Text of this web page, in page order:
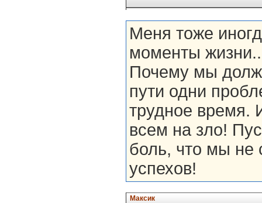
Меня тоже
моменты
Почему мы
пути одни
трудное время.
всем на зло!
боль, что мы
успехов!
Максик